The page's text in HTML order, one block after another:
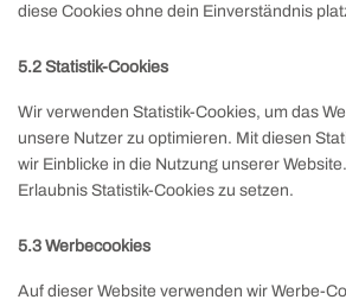
diese Cookies ohne dein Einverständnis
5.2 Statistik-Cookies
Wir verwenden Statistik-Cookies, um das
unsere Nutzer zu optimieren. Mit diesen
wir Einblicke in die Nutzung unserer
Erlaubnis Statistik-Cookies zu setzen.
5.3 Werbecookies
Auf dieser Website verwenden wir Werbe-